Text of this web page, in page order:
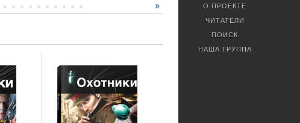
О ПРОЕКТЕ
ЧИТАТЕЛИ
ПОИСК
НАША ГРУППА